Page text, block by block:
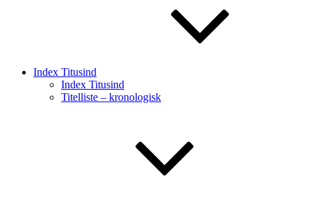
Index Titusind
Index Titusind
Titelliste – kronologisk